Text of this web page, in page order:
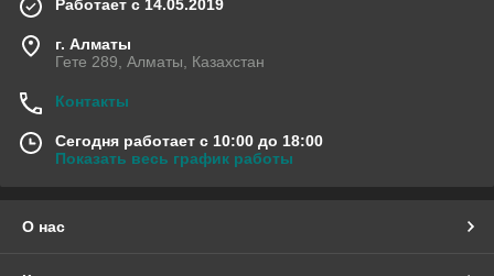
Работает с 14.05.2019
г. Алматы
Гете 289, Алматы, Казахстан
Контакты
Сегодня работает с 10:00 до 18:00
Показать весь график работы
О нас